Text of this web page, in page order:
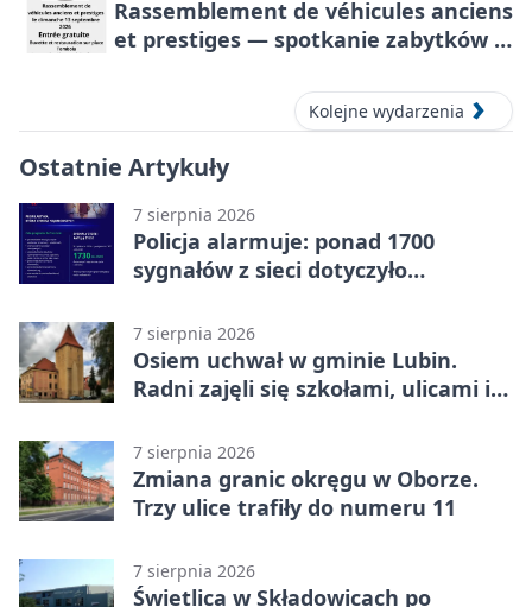
Rassemblement de véhicules anciens
et prestiges — spotkanie zabytków i
Kolejne wydarzenia
Ostatnie Artykuły
7 sierpnia 2026
Policja alarmuje: ponad 1700
sygnałów z sieci dotyczyło
7 sierpnia 2026
Osiem uchwał w gminie Lubin.
Radni zajęli się szkołami, ulicami i
7 sierpnia 2026
Zmiana granic okręgu w Oborze.
Trzy ulice trafiły do numeru 11
7 sierpnia 2026
Świetlica w Składowicach po